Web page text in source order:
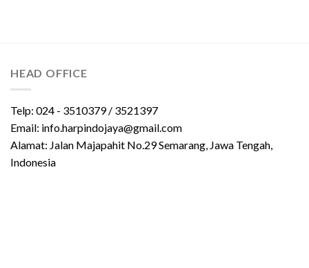
HEAD OFFICE
Telp: 024 - 3510379 / 3521397
Email: info.harpindojaya@gmail.com
Alamat: Jalan Majapahit No.29 Semarang, Jawa Tengah,
Indonesia